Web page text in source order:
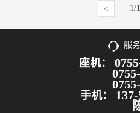
< 1/1
服
座机：
手机：
陈